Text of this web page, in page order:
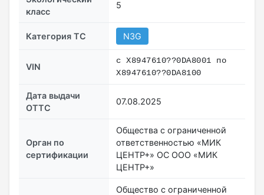
класс
5
Категория ТС N3G
VIN
с X8947610??0DA8001 по
X8947610??0DA8100
Дата выдачи
ОТТС
07.08.2025
Орган по
сертификации
Общества с ограниченной
ответственностью «МИК
ЦЕНТР+» ОС ООО «МИК
ЦЕНТР+»
Общество с ограниченной